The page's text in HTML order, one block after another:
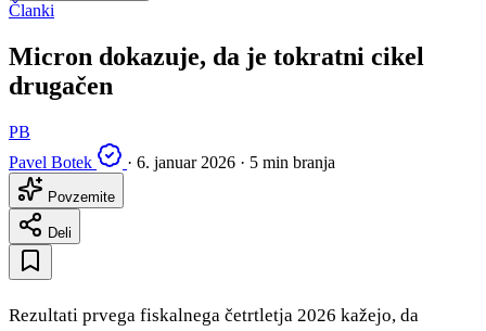
Članki
Micron dokazuje, da je tokratni cikel
drugačen
PB
Pavel Botek
· 6. januar 2026 · 5 min branja
Povzemite
Deli
Rezultati prvega fiskalnega četrtletja 2026 kažejo, da